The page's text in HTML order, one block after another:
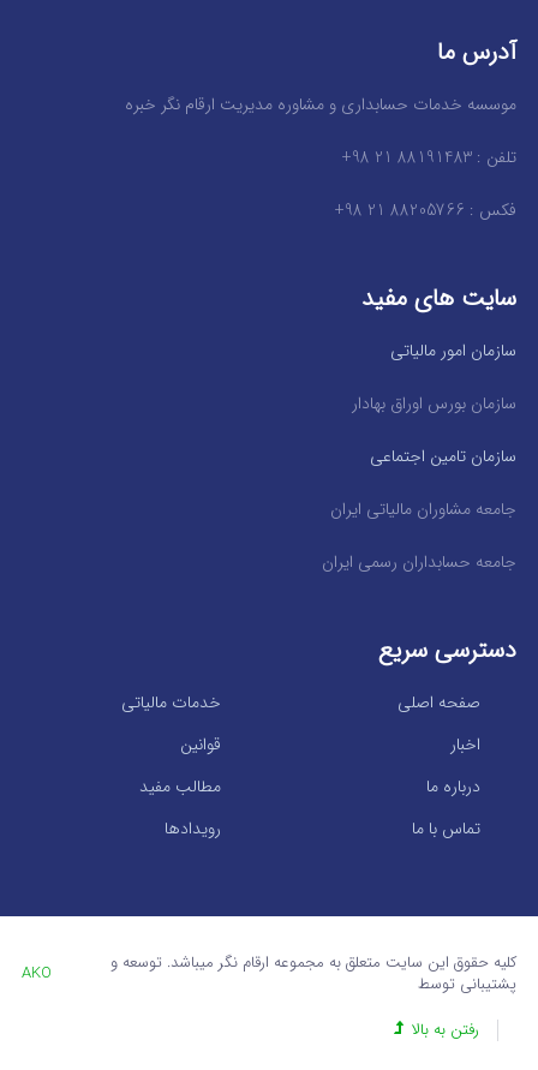
آدرس ما
موسسه خدمات حسابداری و مشاوره مدیریت ارقام نگر خبره
تلفن : 88191483 21 98+
فکس : 88205766 21 98+
سایت های مفید
سازمان امور مالیاتی
سازمان بورس اوراق بهادار
سازمان تامین اجتماعی
جامعه مشاوران مالیاتی ایران
جامعه حسابداران رسمی ایران
دسترسی سریع
خدمات مالیاتی
صفحه اصلی
قوانین
اخبار
مطالب مفید
درباره ما
رویدادها
تماس با ما
کلیه حقوق این سایت متعلق به مجموعه ارقام نگر میباشد. توسعه و
پشتیبانی توسط
AKO
رفتن به بالا